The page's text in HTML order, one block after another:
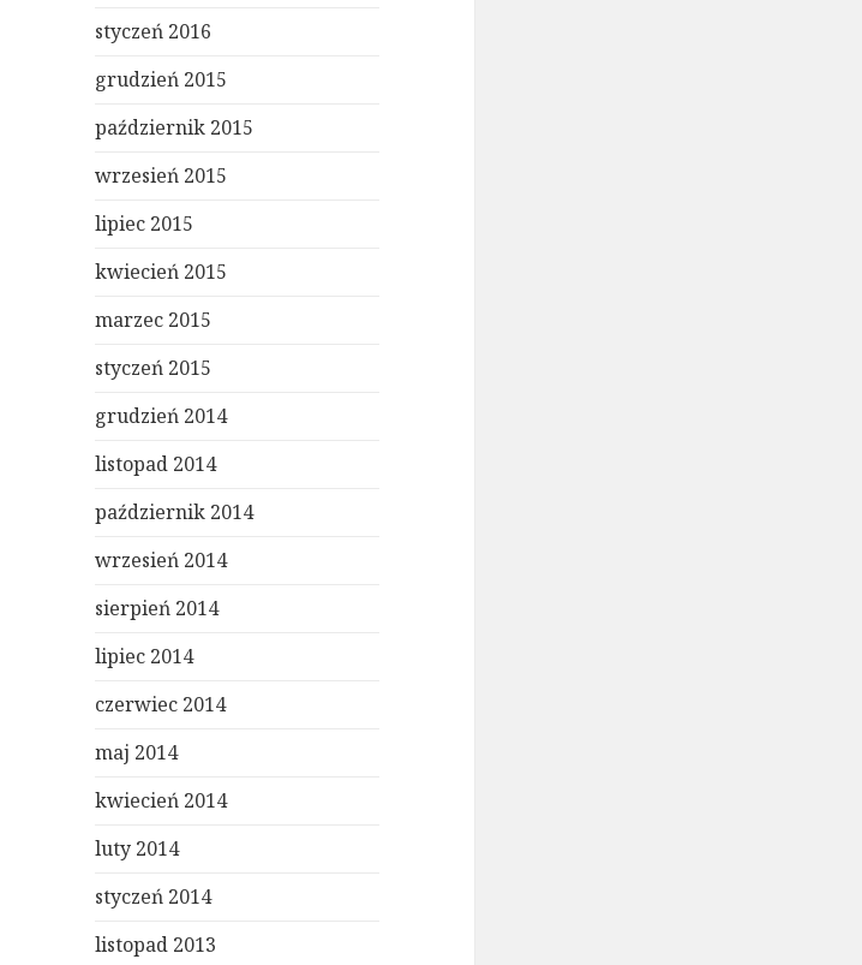
styczeń 2016
grudzień 2015
październik 2015
wrzesień 2015
lipiec 2015
kwiecień 2015
marzec 2015
styczeń 2015
grudzień 2014
listopad 2014
październik 2014
wrzesień 2014
sierpień 2014
lipiec 2014
czerwiec 2014
maj 2014
kwiecień 2014
luty 2014
styczeń 2014
listopad 2013